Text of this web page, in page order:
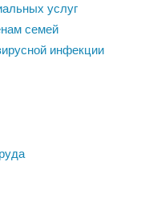
услуг
семей
инфекции